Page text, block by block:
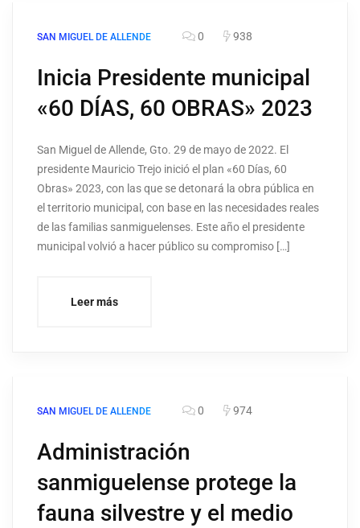
SAN MIGUEL DE ALLENDE 0 938
Inicia Presidente municipal
«60 DÍAS, 60 OBRAS» 2023
San Miguel de Allende, Gto. 29 de mayo de 2022. El
presidente Mauricio Trejo inició el plan «60 Días, 60
Obras» 2023, con las que se detonará la obra pública en
el territorio municipal, con base en las necesidades reales
de las familias sanmiguelenses. Este año el presidente
municipal volvió a hacer público su compromiso […]
Leer más
SAN MIGUEL DE ALLENDE 0 974
Administración
sanmiguelense protege la
fauna silvestre y el medio